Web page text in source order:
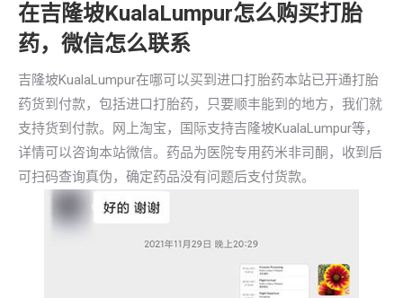
在吉隆坡KualaLumpur怎么购买打胎
药，微信怎么联系
吉隆坡KualaLumpur在哪可以买到进口打胎药本站已开通打胎
药货到付款，包括进口打胎药，只要顺丰能到的地方，我们就
支持货到付款。网上淘宝，国际支持吉隆坡KualaLumpur等，
详情可以咨询本站微信。药品为医院专用药米非司酮，收到后
可扫码查询真伪，确定药品没有问题后支付货款。